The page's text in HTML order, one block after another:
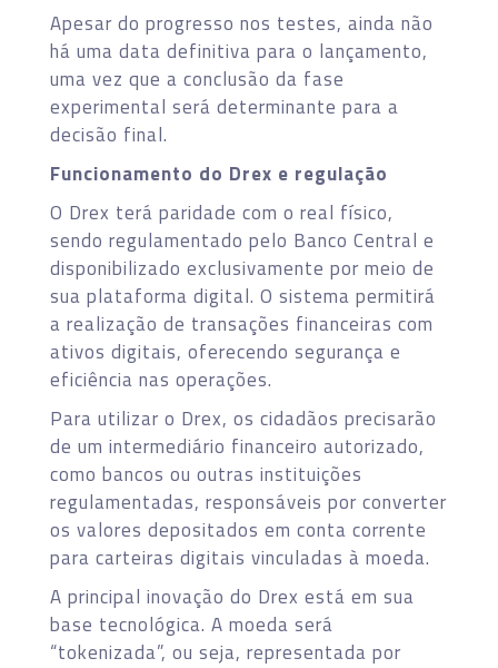
Apesar do progresso nos testes, ainda não
há uma data definitiva para o lançamento,
uma vez que a conclusão da fase
experimental será determinante para a
decisão final.
Funcionamento do Drex e regulação
O Drex terá paridade com o real físico,
sendo regulamentado pelo Banco Central e
disponibilizado exclusivamente por meio de
sua plataforma digital. O sistema permitirá
a realização de transações financeiras com
ativos digitais, oferecendo segurança e
eficiência nas operações.
Para utilizar o Drex, os cidadãos precisarão
de um intermediário financeiro autorizado,
como bancos ou outras instituições
regulamentadas, responsáveis por converter
os valores depositados em conta corrente
para carteiras digitais vinculadas à moeda.
A principal inovação do Drex está em sua
base tecnológica. A moeda será
“tokenizada”, ou seja, representada por